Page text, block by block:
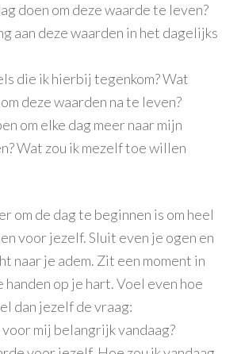
doen om deze waarde te leven?
aan deze waarden in het dagelijks
die ik hierbij tegenkom? Wat
deze waarden na te leven?
om elke dag meer naar mijn
Wat zou ik mezelf toe willen
om de dag te beginnen is om heel
voor jezelf. Sluit even je ogen en
naar je adem. Zit een moment in
op je hart. Voel even hoe
dan jezelf de vraag:
mij belangrijk vandaag?